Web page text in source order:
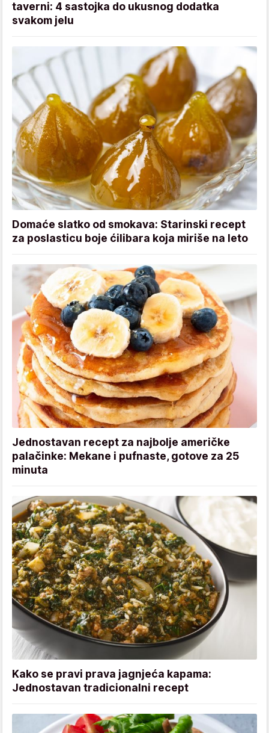
taverni: 4 sastojka do ukusnog dodatka
svakom jelu
Domaće slatko od smokava: Starinski recept
za poslasticu boje ćilibara koja miriše na leto
Jednostavan recept za najbolje američke
palačinke: Mekane i pufnaste, gotove za 25
minuta
Kako se pravi prava jagnjeća kapama:
Jednostavan tradicionalni recept